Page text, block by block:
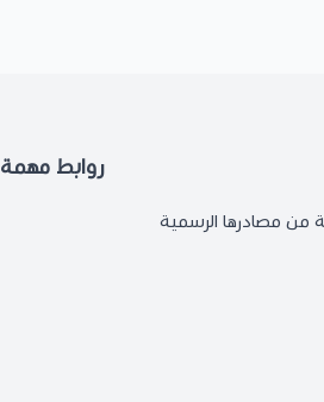
من مصادرها الرسمية
روابط مهمة